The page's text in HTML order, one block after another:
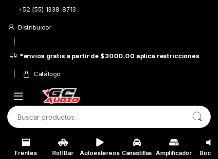
Skip to navigation
Skip to content
+52 (55) 1338-8713
Distribuidor
*envíos gratis a partir de $3000.00 aplica restricciones
Catálogo
Buscar por:
Frentes Roll Bar Autoestereos Canastillas Amplificador